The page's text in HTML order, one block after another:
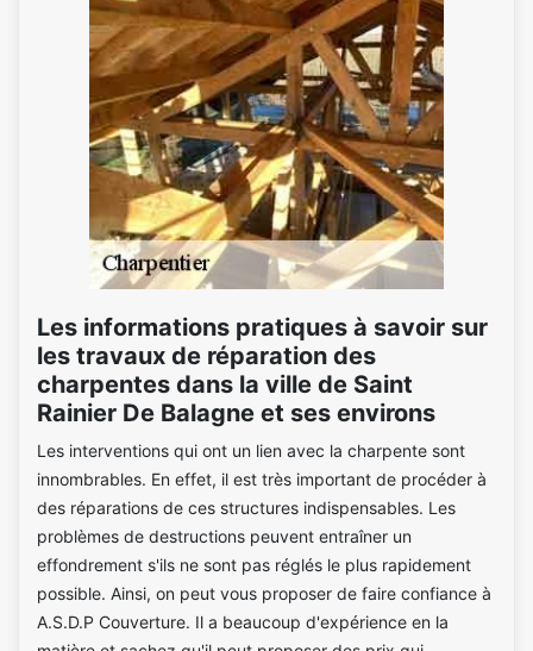
Les informations pratiques à savoir sur
les travaux de réparation des
charpentes dans la ville de Saint
Rainier De Balagne et ses environs
Les interventions qui ont un lien avec la charpente sont
innombrables. En effet, il est très important de procéder à
des réparations de ces structures indispensables. Les
problèmes de destructions peuvent entraîner un
effondrement s'ils ne sont pas réglés le plus rapidement
possible. Ainsi, on peut vous proposer de faire confiance à
A.S.D.P Couverture. Il a beaucoup d'expérience en la